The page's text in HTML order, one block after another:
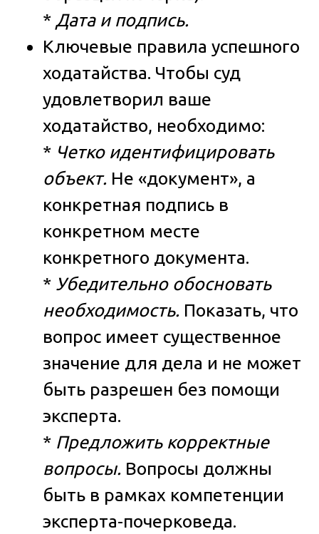
* Дата и подпись.
Ключевые правила успешного
ходатайства. Чтобы суд
удовлетворил ваше
ходатайство, необходимо:
* Четко идентифицировать
объект. Не «документ», а
конкретная подпись в
конкретном месте
конкретного документа.
* Убедительно обосновать
необходимость. Показать, что
вопрос имеет существенное
значение для дела и не может
быть разрешен без помощи
эксперта.
* Предложить корректные
вопросы. Вопросы должны
быть в рамках компетенции
эксперта-почерковеда.